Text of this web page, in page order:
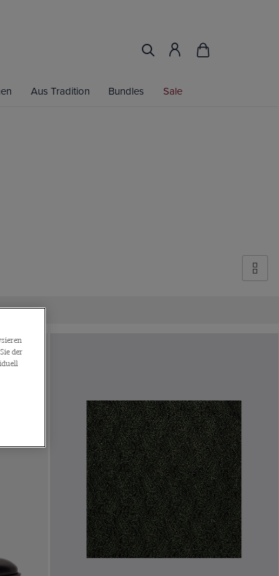
Aus Tradition Bundles Sale
der